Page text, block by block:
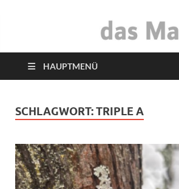
das Marburger.
HAUPTMENÜ
SCHLAGWORT:TRIPLE A